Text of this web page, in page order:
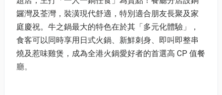
鑼灣及荃灣，裝潢現代舒適，特別適合朋友長聚及家
庭慶祝。牛之鍋最大的特色在於其「多元化體驗」，
食客可以同時享用日式火鍋、新鮮刺身、即叫即整串
燒及惹味雞煲，成為全港火鍋愛好者的首選高 CP 值餐
廳。